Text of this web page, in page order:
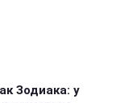
Зодиака: у